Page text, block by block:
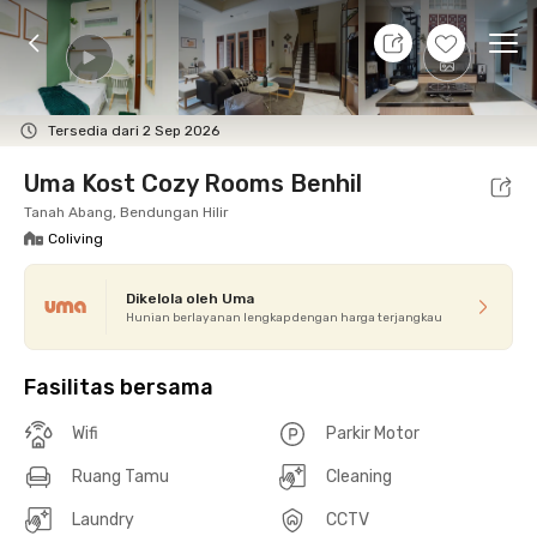
+8
Tersedia dari 2 Sep 2026
7 Agt 26 - Belum tahu
Foto Fasilitas bersama Promo cUma-cUma
Uma Kost Cozy Rooms Benhil
Tanah Abang, Bendungan Hilir
Coliving
Dikelola oleh Uma
Hunian berlayanan lengkap dengan harga terjangkau
Fasilitas bersama
Wifi Parkir Motor
Ruang Tamu Cleaning
Laundry CCTV